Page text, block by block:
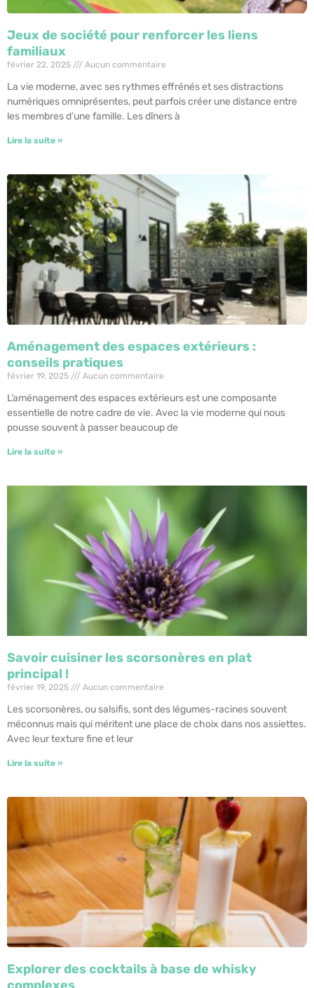
Jeux de société pour renforcer les liens
familiaux
février 22, 2025 Aucun commentaire
La vie moderne, avec ses rythmes effrénés et ses distractions
numériques omniprésentes, peut parfois créer une distance entre
les membres d’une famille. Les dîners à
Lire la suite »
Aménagement des espaces extérieurs :
conseils pratiques
février 19, 2025 Aucun commentaire
L’aménagement des espaces extérieurs est une composante
essentielle de notre cadre de vie. Avec la vie moderne qui nous
pousse souvent à passer beaucoup de
Lire la suite »
Savoir cuisiner les scorsonères en plat
principal !
février 19, 2025 Aucun commentaire
Les scorsonères, ou salsifis, sont des légumes-racines souvent
méconnus mais qui méritent une place de choix dans nos assiettes.
Avec leur texture fine et leur
Lire la suite »
Explorer des cocktails à base de whisky